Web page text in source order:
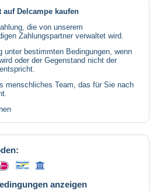
auf Delcampe kaufen
die von unserem
Zahlungspartner verwaltet wird.
unter bestimmten Bedingungen, wenn
oder der Gegenstand nicht der
menschliches Team, das für Sie nach
anzeigen